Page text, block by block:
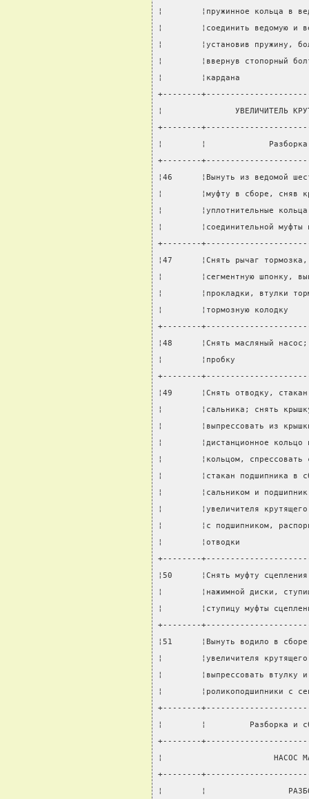
¦        ¦пружинное кольца в
¦        ¦соединить ведомую и
¦        ¦установив
¦        ¦ввернув стопорный
¦        ¦кардана
+--------
¦               УВЕЛИЧИТЕЛЬ
+--------
¦        ¦
+--------
¦46      ¦Вынуть из ведомой
¦        ¦муфту в сборе,
¦        ¦уплотнительные
¦        ¦соединительной
+--------
¦47      ¦Снять рычаг
¦        ¦сегментную шпонку,
¦        ¦прокладки, втулки
¦        ¦тормозную
+--------
¦48      ¦Снять масляный
¦        ¦пробку
+--------
¦49      ¦Снять отводку,
¦        ¦сальника; снять
¦        ¦выпрессовать из
¦        ¦дистанционное
¦        ¦кольцом,
¦        ¦стакан подшипника
¦        ¦сальником и
¦        ¦увеличителя
¦        ¦с подшипником,
¦        ¦отводки
+--------
¦50      ¦Снять муфту
¦        ¦нажимной диски,
¦        ¦ступицу муфты
+--------
¦51      ¦Вынуть водило в
¦        ¦увеличителя
¦        ¦выпрессовать
¦        ¦роликоподшипники
+--------
¦        ¦         Разборка и
+--------
¦                       НАСОС
+--------
¦        ¦